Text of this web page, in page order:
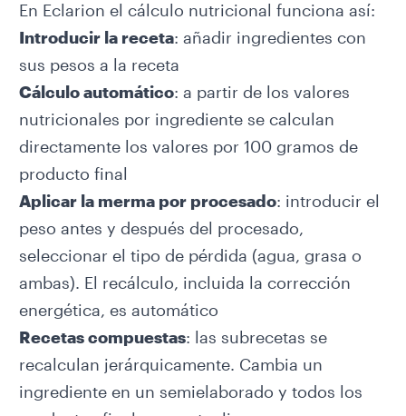
En Eclarion el cálculo nutricional funciona así:
Introducir la receta: añadir ingredientes con
sus pesos a la receta
Cálculo automático: a partir de los valores
nutricionales por ingrediente se calculan
directamente los valores por 100 gramos de
producto final
Aplicar la merma por procesado: introducir el
peso antes y después del procesado,
seleccionar el tipo de pérdida (agua, grasa o
ambas). El recálculo, incluida la corrección
energética, es automático
Recetas compuestas: las subrecetas se
recalculan jerárquicamente. Cambia un
ingrediente en un semielaborado y todos los